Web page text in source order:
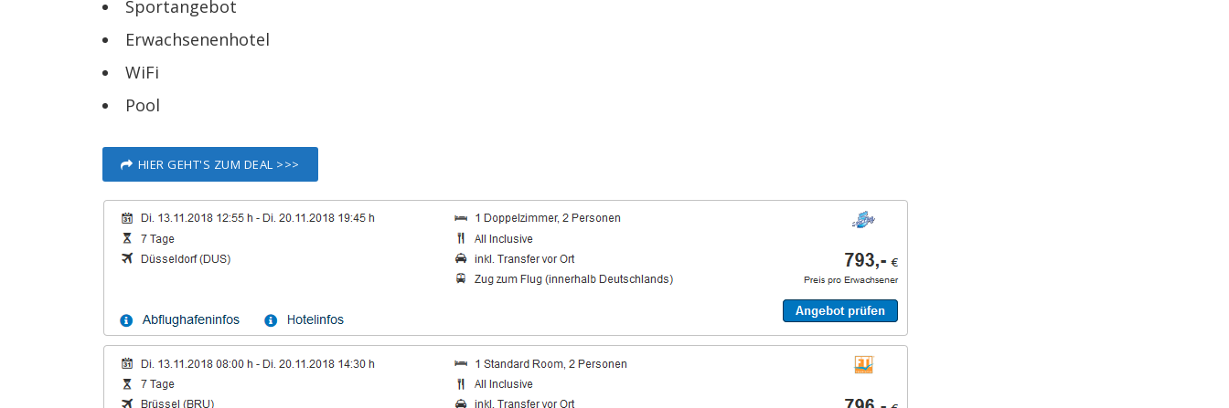
Sportangebot
Erwachsenenhotel
WiFi
Pool
HIER GEHT'S ZUM DEAL >>>